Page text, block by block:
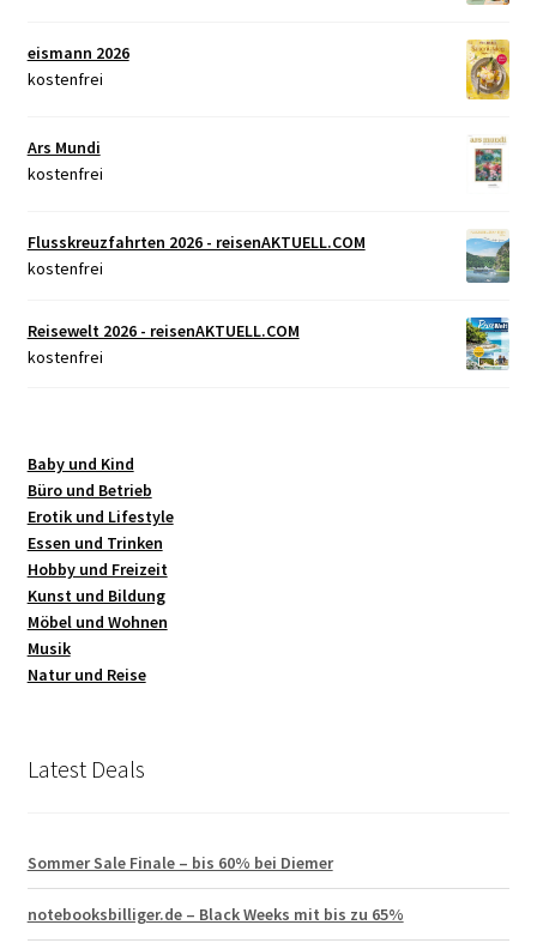
eismann 2026
kostenfrei
Ars Mundi
kostenfrei
Flusskreuzfahrten 2026 - reisenAKTUELL.COM
kostenfrei
Reisewelt 2026 - reisenAKTUELL.COM
kostenfrei
Baby und Kind
Büro und Betrieb
Erotik und Lifestyle
Essen und Trinken
Hobby und Freizeit
Kunst und Bildung
Möbel und Wohnen
Musik
Natur und Reise
Latest Deals
Sommer Sale Finale – bis 60% bei Diemer
notebooksbilliger.de – Black Weeks mit bis zu 65%